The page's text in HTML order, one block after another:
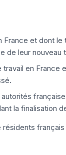
et dont le
de leur nouveau
en France
la finalisation